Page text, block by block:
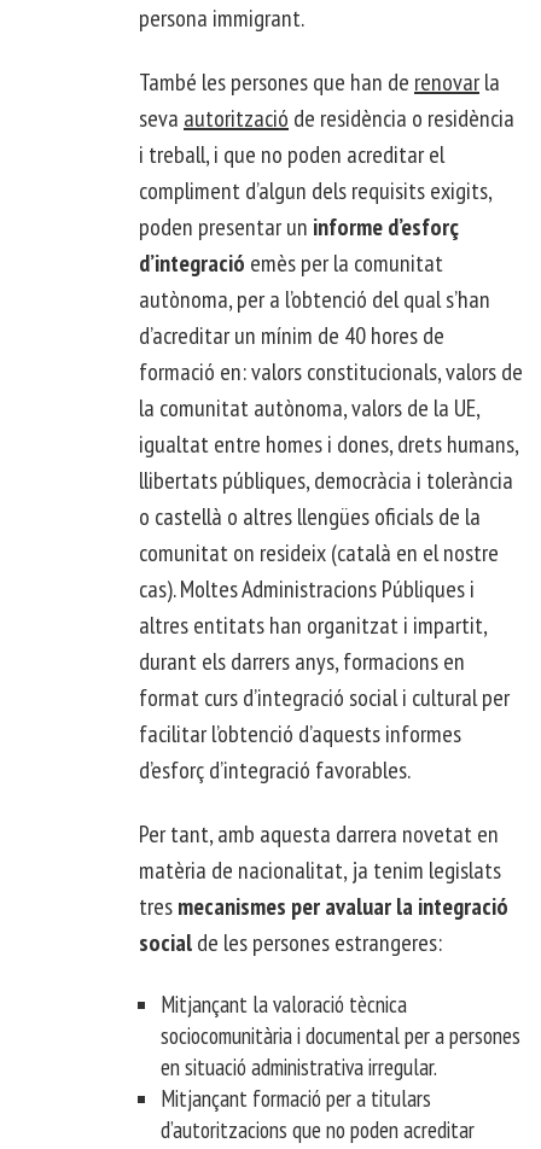
persona immigrant.
També les persones que han de renovarla
seva autorització de residència o residència
i treball, i que no poden acreditar el
compliment d’algun dels requisits exigits,
poden presentar un informe d’esforç
d’integració emès per la comunitat
autònoma, per a l’obtenció del qual s’han
d’acreditar un mínim de 40 hores de
formació en: valors constitucionals, valors de
la comunitat autònoma, valors de la UE,
igualtat entre homes i dones, drets humans,
llibertats públiques, democràcia i tolerància
o castellà o altres llengües oficials de la
comunitat on resideix (català en el nostre
cas). Moltes Administracions Públiques i
altres entitats han organitzat i impartit,
durant els darrers anys, formacions en
format curs d’integració social i cultural per
facilitar l’obtenció d’aquests informes
d’esforç d’integració favorables.
Per tant, amb aquesta darrera novetat en
matèria de nacionalitat, ja tenim legislats
tresmecanismes per avaluar la integració
socialde les persones estrangeres:
Mitjançant la valoració tècnica
sociocomunitària i documental per a persones
en situació administrativa irregular.
Mitjançant formació per a titulars
d’autoritzacions que no poden acreditar